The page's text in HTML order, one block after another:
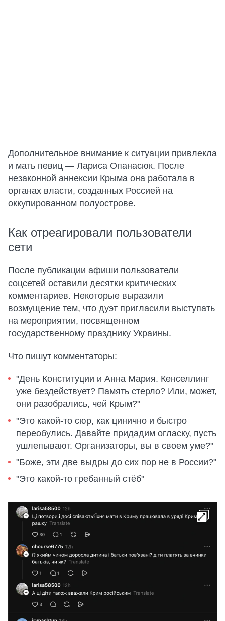
Дополнительное внимание к ситуации привлекла
и мать певиц — Лариса Опанасюк. После
незаконной аннексии Крыма она работала в
органах власти, созданных Россией на
оккупированном полуострове.
Как отреагировали пользователи
сети
После публикации афиши пользователи
соцсетей оставили десятки критических
комментариев. Некоторые выразили
возмущение тем, что дуэт пригласили выступать
на мероприятии, посвященном
государственному празднику Украины.
Что пишут комментаторы:
"День Конституции и Анна Мария. Кенселлинг
уже бездействует? Память стерло? Или, может,
они разобрались, чей Крым?"
"Это какой-то сюр, как цинично и быстро
переобулись. Давайте придадим огласку, пусть
ушлепывают. Организаторы, вы в своем уме?"
"Боже, эти две выдры до сих пор не в России?"
"Это какой-то гребанный стёб"